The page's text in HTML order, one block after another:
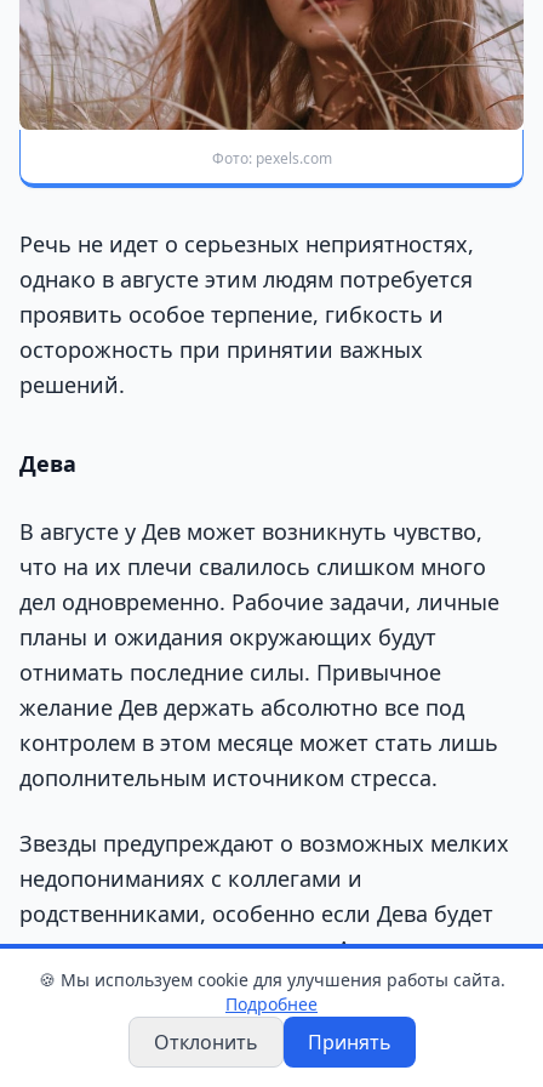
Фото: pexels.com
Речь не идет о серьезных неприятностях,
однако в августе этим людям потребуется
проявить особое терпение, гибкость и
осторожность при принятии важных
решений.
Дева
В августе у Дев может возникнуть чувство,
что на их плечи свалилось слишком много
дел одновременно. Рабочие задачи, личные
планы и ожидания окружающих будут
отнимать последние силы. Привычное
желание Дев держать абсолютно все под
контролем в этом месяце может стать лишь
дополнительным источником стресса.
Звезды предупреждают о возможных мелких
недопониманиях с коллегами и
родственниками, особенно если Дева будет
молча копить недовольство. Астрологи
советуют не брать на себя чужие
обязанности, учиться выстраивать личные
границы и обязательно находить время для
🍪 Мы используем cookie для улучшения работы сайта.
Подробнее
Отклонить Принять